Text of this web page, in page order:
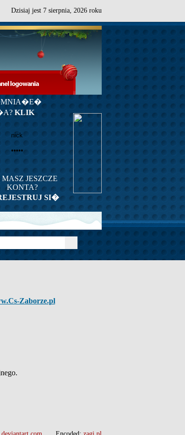
Dzisiaj jest 7 sierpnia, 2026 roku
KLIK
JESZCZE
KONTA?
SI�
Zaborze.pl